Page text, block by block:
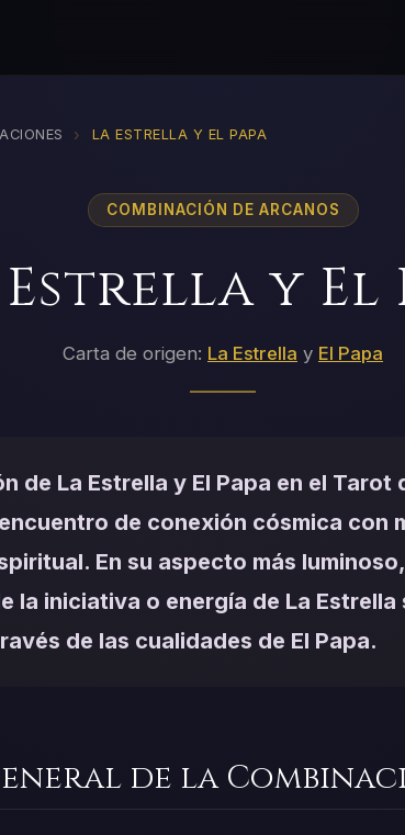
› LA ESTRELLA Y EL PAPA
COMBINACIÓN DE ARCANOS
Estrella y El
Carta de origen: La Estrella y El Papa
de La Estrella y El Papa en el Tarot
de conexión cósmica con
En su aspecto más
la iniciativa o energía de La Estrella
de las cualidades de El Papa.
de la